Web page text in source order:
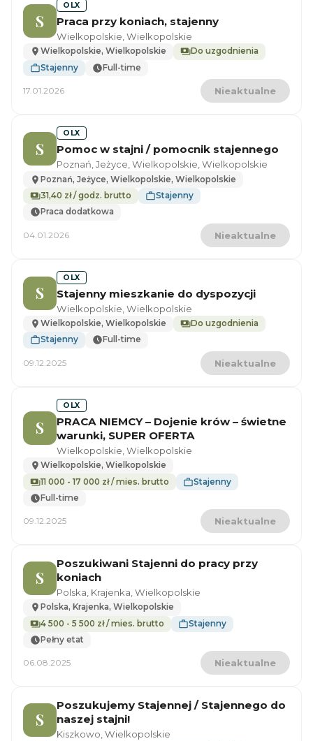
S
OLX
Praca przy koniach, stajenny
Wielkopolskie, Wielkopolskie
Wielkopolskie, Wielkopolskie
Do uzgodnienia
Stajenny
Full-time
17.01.2026 Nieaktualne
S
OLX
Pomoc w stajni / pomocnik stajennego
Poznań, Jeżyce, Wielkopolskie, Wielkopolskie
Poznań, Jeżyce, Wielkopolskie, Wielkopolskie
31,40 zł / godz. brutto
Stajenny
Praca dodatkowa
04.01.2026 Nieaktualne
S
OLX
Stajenny mieszkanie do dyspozycji
Wielkopolskie, Wielkopolskie
Wielkopolskie, Wielkopolskie
Do uzgodnienia
Stajenny
Full-time
09.12.2025 Nieaktualne
S
OLX
PRACA NIEMCY – Dojenie krów – świetne
warunki, SUPER OFERTA
Wielkopolskie, Wielkopolskie
Wielkopolskie, Wielkopolskie
11 000 - 17 000 zł / mies. brutto
Stajenny
Full-time
09.12.2025 Nieaktualne
S
Poszukiwani Stajenni do pracy przy
koniach
Polska, Krajenka, Wielkopolskie
Polska, Krajenka, Wielkopolskie
4 500 - 5 500 zł / mies. brutto
Stajenny
Pełny etat
06.08.2025 Nieaktualne
S
Poszukujemy Stajennej / Stajennego do
naszej stajni!
Kiszkowo, Wielkopolskie